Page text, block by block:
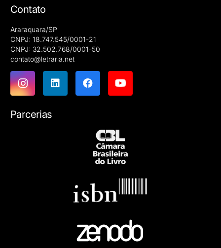
Contato
Araraquara/SP
CNPJ: 18.747.545/0001-21
CNPJ: 32.502.768/0001-50
contato@letraria.net
Parcerias